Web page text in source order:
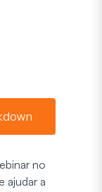
no
ajudar a